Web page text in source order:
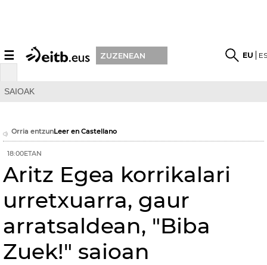
☰ ZUZENEAN EU
SAIOAK
Orria entzunLeer en Castellano
18:00ETAN
Aritz Egea korrikalari
urretxuarra, gaur
arratsaldean, "Biba
Zuek!" saioan